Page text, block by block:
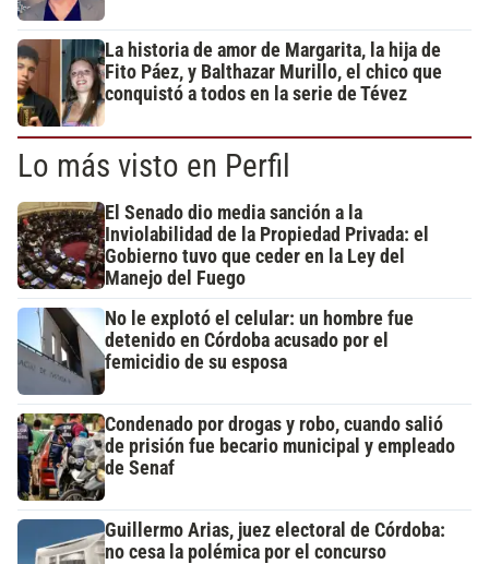
La historia de amor de Margarita, la hija de
Fito Páez, y Balthazar Murillo, el chico que
conquistó a todos en la serie de Tévez
Lo más visto en Perfil
El Senado dio media sanción a la
Inviolabilidad de la Propiedad Privada: el
Gobierno tuvo que ceder en la Ley del
Manejo del Fuego
No le explotó el celular: un hombre fue
detenido en Córdoba acusado por el
femicidio de su esposa
Condenado por drogas y robo, cuando salió
de prisión fue becario municipal y empleado
de Senaf
Guillermo Arias, juez electoral de Córdoba:
no cesa la polémica por el concurso